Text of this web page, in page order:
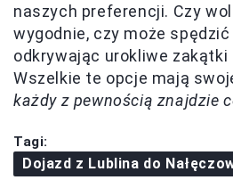
naszych preferencji. Czy
wygodnie, czy może
odkrywając urokliwe zakątki
Wszelkie te opcje mają
każdy z pewnością znajdzie
Tagi:
Dojazd z Lublina do